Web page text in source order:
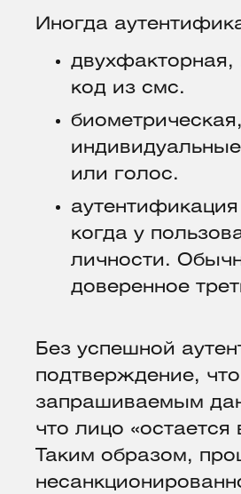
Иногда
двухфакторная,
код из смс.
или голос.
когда у
личности.
доверенное
Без успешной
подтверждение,
запрашиваемым
что лицо
Таким образом,